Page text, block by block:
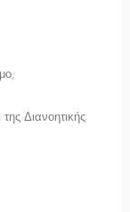
Διανοητικής